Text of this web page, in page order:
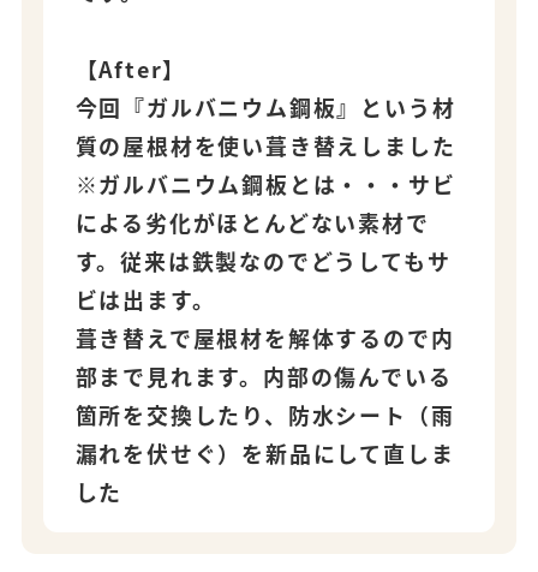
【After】
今回『ガルバニウム鋼板』という材
質の屋根材を使い葺き替えしました
※ガルバニウム鋼板とは・・・サビ
による劣化がほとんどない素材で
す。従来は鉄製なのでどうしてもサ
ビは出ます。
葺き替えで屋根材を解体するので内
部まで見れます。内部の傷んでいる
箇所を交換したり、防水シート（雨
漏れを伏せぐ）を新品にして直しま
した